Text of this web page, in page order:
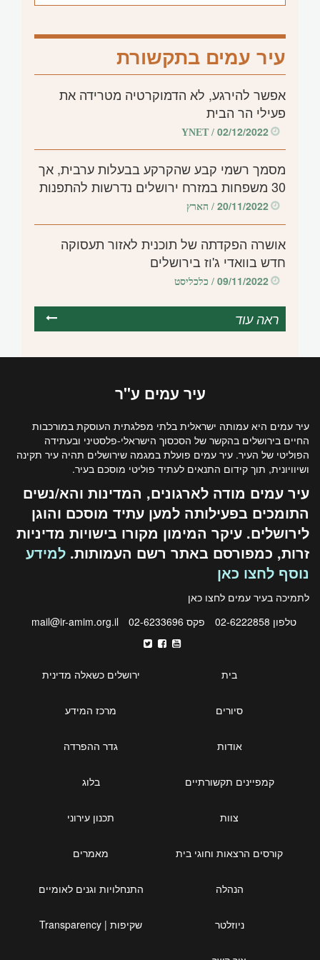
עיר עמים בתקשורת
אפשר להירגע, לא הדמוקרטיה מטרידה את
פעילי הר הבית
02/12/2022
/ YNET
מסמך רשמי קבע שהקרקע בבעלות ערבית, אך
30 משפחות במזרח ירושלים נדרשות להתפנות
20/11/2022/ הארץ
אושרה הפקדתה של תוכנית לאזור תעסוקה
חדש בוואדי ג'וז בירושלים
09/11/2022/ כלכליסט
ראה עוד
עיר עמים ע"ר
עיר עמים היא עמותה ישראלית בלתי מפלגתית העוסקת במורכבות
החיים בירושלים בהקשר של הסכסוך הישראלי-פלסטיני ובעתידה
הפוליטי של העיר. עיר עמים פועלת במגמה שירושלים תהיה עיר תקינה
ושיוויונית, תוך קידום התנאים לעתיד פוליטי מוסכם בעיר.
עיר עמים מודה לארגונים, המדינות והא/נשים
התומכים בפעילותה למען עתיד מוסכם והוגן
לירושלים. עיקר המימון מקורו בישויות מדיניות
זרות, כמפורסם באתר רשם העמותות. למידע
נוסף לחצו כאן
לתמיכה בעיר עמים לחצו כאן
טלפון 02-6222858
פקס 02-6233696 mail@ir-amim.org.il
בית ירושלים כשאלה מדינית
סיורים מרכז המידע
אודות גדר ההפרדה
קמפיינים תקשורתיים בלוג
צוות תכנון עירוני
קורסים הרצאות וחוגי בית מאמרים
הנהלה התנחלויות וגנים לאומיים
ניוזלטר שקיפות | Transparency